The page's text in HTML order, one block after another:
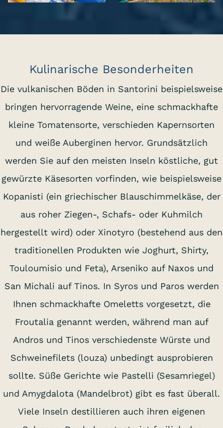
Kulinarische Besonderheiten
Die vulkanischen Böden in Santorini beispielsweise
bringen hervorragende Weine, eine schmackhafte
kleine Tomatensorte, verschieden Kapernsorten
und weiße Auberginen hervor. Grundsätzlich
werden Sie auf den meisten Inseln köstliche, gut
gewürzte Käsesorten vorfinden, wie beispielsweise
Kopanisti (ein griechischer Blauschimmelkäse, der
aus roher Ziegen-, Schafs- oder Kuhmilch
hergestellt wird) oder Xinotyro (bestehend aus den
traditionellen Produkten wie Joghurt, Shirty,
Touloumisio und Feta), Arseniko auf Naxos und
San Michali auf Tinos. In Syros und Paros werden
Ihnen schmackhafte Omeletts vorgesetzt, die
Froutalia genannt werden, während man auf
Andros und Tinos verschiedenste Würste und
Schweinefilets (louza) unbedingt ausprobieren
sollte. Süße Gerichte wie Pastelli (Sesamriegel)
und Amygdalota (Mandelbrot) gibt es fast überall.
Viele Inseln destillieren auch ihren eigenen